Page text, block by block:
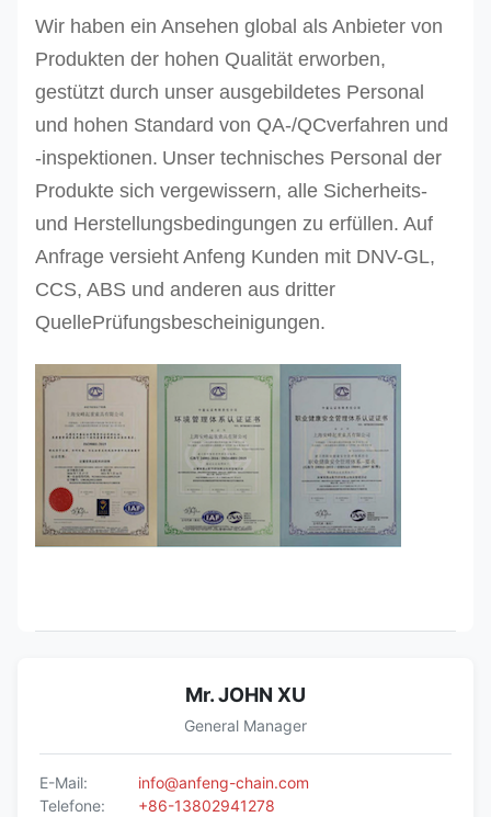
Wir haben ein Ansehen global als Anbieter von
Produkten der hohen Qualität erworben,
gestützt durch unser ausgebildetes Personal
und hohen Standard von QA-/QCverfahren und
-inspektionen. Unser technisches Personal der
Produkte sich vergewissern, alle Sicherheits-
und Herstellungsbedingungen zu erfüllen. Auf
Anfrage versieht Anfeng Kunden mit DNV-GL,
CCS, ABS und anderen aus dritter
QuellePrüfungsbescheinigungen.
Mr. JOHN XU
General Manager
E-Mail:
info@anfeng-chain.com
Telefone:
+86-13802941278